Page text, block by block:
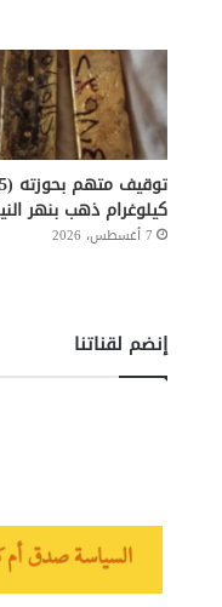
كيلوغرام ذهب بنهر
7 أغسطس، 2026
إنضم لقناتنا